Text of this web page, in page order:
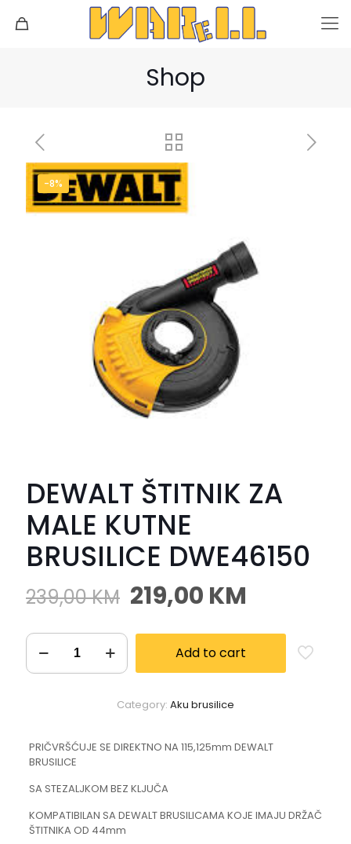
Shop
-8%
DEWALT ŠTITNIK ZA
MALE KUTNE
BRUSILICE DWE46150
239,00KM 219,00 KM
Add to cart
Category: Aku brusilice
PRIČVRŠĆUJE SE DIREKTNO NA 115,125mm DEWALT
BRUSILICE
SA STEZALJKOM BEZ KLJUČA
KOMPATIBILAN SA DEWALT BRUSILICAMA KOJE IMAJU DRŽAČ
ŠTITNIKA OD 44mm